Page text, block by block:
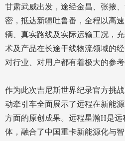
甘肃武威出发，途经金昌、张掖
密，抵达新疆吐鲁番，全程以高
辆、真实路线及实际运输工况，
术及产品在长途干线物流领域的
对行业、对用户都有着极大的参考
作为此次吉尼斯世界纪录官方挑
动牵引车全面展示了远程在新能
方面的原创成果。远程星瀚H是
体，融合了中国重卡新能源化与